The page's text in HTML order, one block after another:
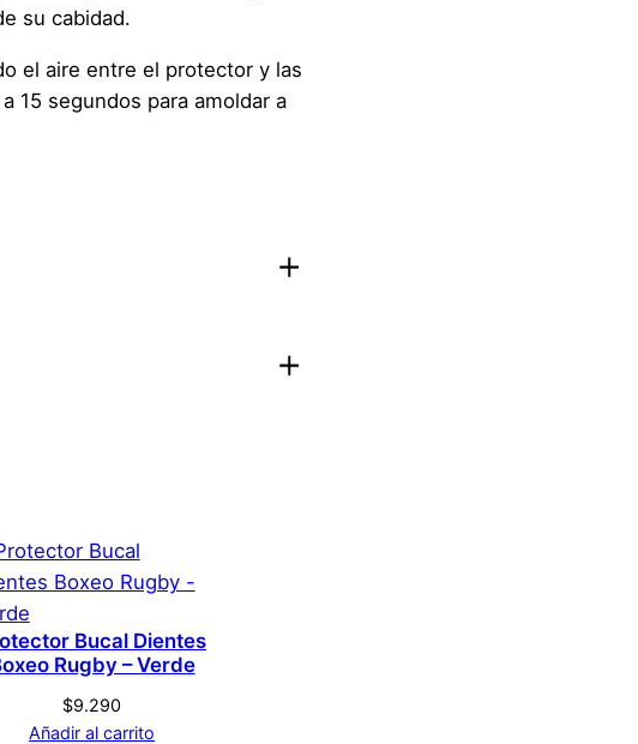
su cabidad.
el aire entre el protector y las
15 segundos para amoldar a
una valoración.
Bucal Dientes
Rugby – Verde
$9.290
Añadir al carrito